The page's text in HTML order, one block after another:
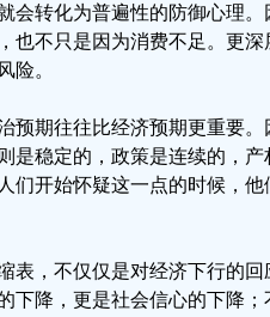
会转化为普遍性的防御心理
也不只是因为消费不足。更
险。
预期往往比经济预期更重要
是稳定的，政策是连续的，
们开始怀疑这一点的时候，
表，不仅仅是对经济下行的
下降，更是社会信心的下降